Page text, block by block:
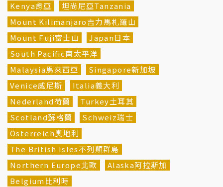
Kenya肯亞
坦尚尼亞Tanzania
Mount Kilimanjaro吉力馬札羅山
Mount Fuji富士山
Japan日本
South Pacific南太平洋
Malaysia馬來西亞
Singapore新加坡
Venice威尼斯
Italia義大利
Nederland荷蘭
Turkey土耳其
Scotland蘇格蘭
Schweiz瑞士
Österreich奧地利
The British Isles不列顛群島
Northern Europe北歐
Alaska阿拉斯加
Belgium比利時